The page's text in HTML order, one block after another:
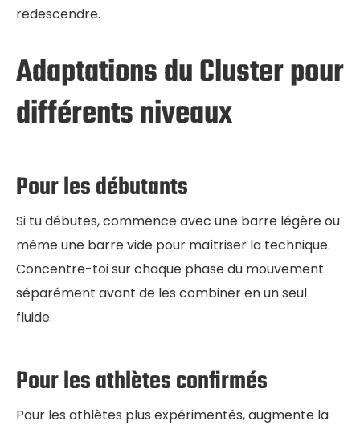
redescendre.
Adaptations du Cluster pour
différents niveaux
Pour les débutants
Si tu débutes, commence avec une barre légère ou
même une barre vide pour maîtriser la technique.
Concentre-toi sur chaque phase du mouvement
séparément avant de les combiner en un seul
fluide.
Pour les athlètes confirmés
Pour les athlètes plus expérimentés, augmente la